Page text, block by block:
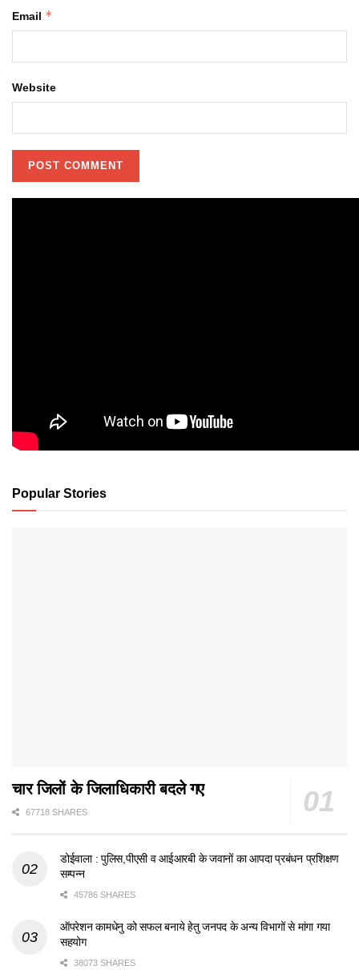
Email *
Website
Popular Stories
चार जिलों के जिलाधिकारी बदले गए
67718 SHARES
डोईवाला : पुलिस,पीएसी व आईआरबी के जवानों का आपदा प्रबंधन प्रशिक्षण
सम्पन्न
45786 SHARES
ऑपरेशन कामधेनु को सफल बनाये हेतु जनपद के अन्य विभागों से मांगा गया
सहयोग
38073 SHARES